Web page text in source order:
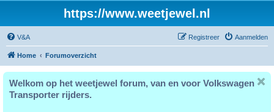
https://www.weetjewel.nl
V&A Aanmelden
Registreer
Home Forumoverzicht
Welkom op het weetjewel forum, van en voor Volkswagen
Transporter rijders.